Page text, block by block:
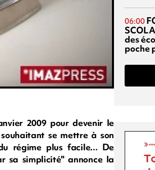
2009 pour devenir le
se mettre à son
régime plus facile... De
sa simplicité" annonce la
06:00
des
poche